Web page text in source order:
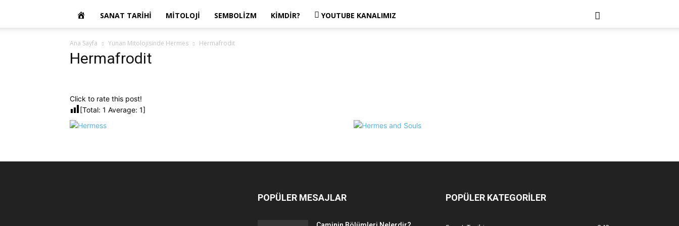
OKUR
YAZARIM
SANAT TARIHI MITOLOJI SEMBOLIZM KIMDIR? YOUTUBE KANALIMIZ
Ana Sayfa Yunan Mitolojisinde Hermes Hermafrodit
Hermafrodit
Click to rate this post!
[Total: 1 Average: 1]
POPÜLER MESAJLAR POPÜLER KATEGORİLER